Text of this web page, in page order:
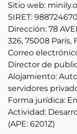
Sitio web:
SIRET:
Dirección: 78
326, 75008 París,
Correo
Director de
Alojamiento:
servidores
Forma jurídica:
Actividad:
(APE: 6201Z)